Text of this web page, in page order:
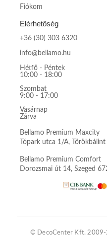
Fiókom
Elérhetőség
+36 (30) 303 6320
info@bellamo.hu
Hétfő - Péntek
10:00 - 18:00
Szombat
9:00 - 17:00
Vasárnap
Zárva
Bellamo Premium Maxcity
Tópark utca 1/A,
Bellamo Premium Comfort
Dorozsmai út 14, Szeged
© DecoCenter Kft.